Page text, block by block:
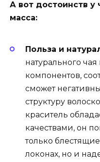
А вот достоинств у
масса:
Польза и
натурального
компонентов,
сможет
структуру
краситель
качествами, он
только
локонах, но и